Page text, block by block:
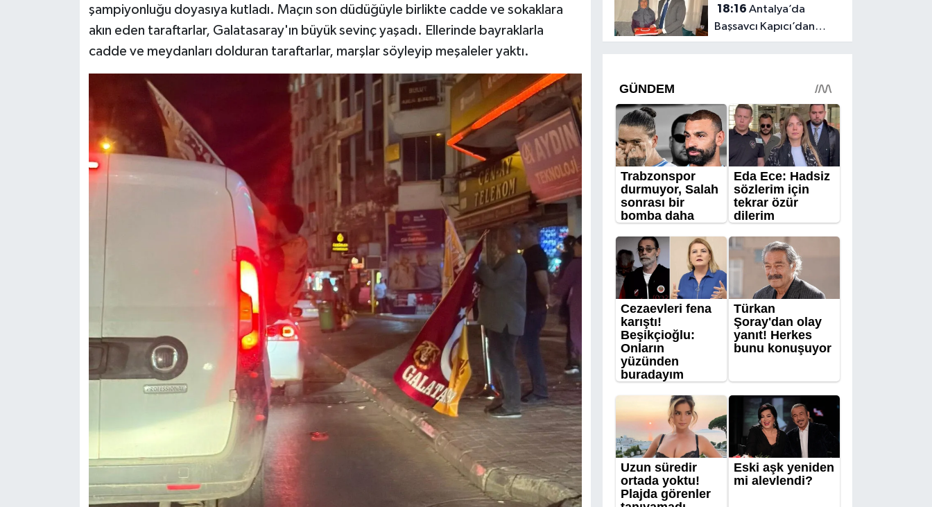
şampiyonluğu doyasıya kutladı. Maçın son düdüğüyle birlikte cadde ve sokaklara
akın eden taraftarlar, Galatasaray'ın büyük sevinç yaşadı. Ellerinde bayraklarla
cadde ve meydanları dolduran taraftarlar, marşlar söyleyip meşaleler yaktı.
18:16
Başsavcı Kapıcı’dan
şehit annesi Aysel